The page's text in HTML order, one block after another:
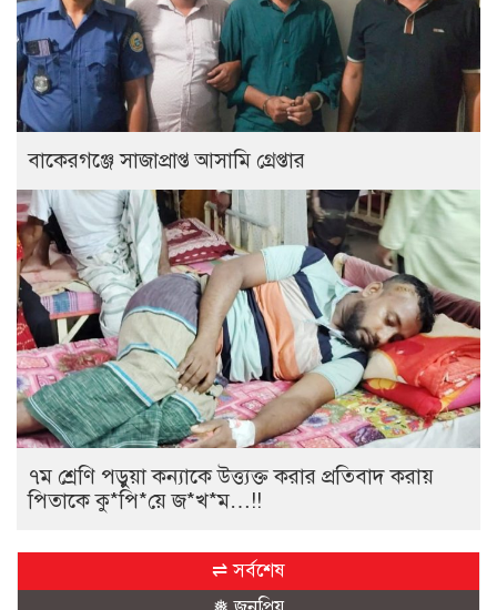
বাকেরগঞ্জে সাজাপ্রাপ্ত আসামি গ্রেপ্তার
৭ম শ্রেণি পড়ুয়া কন্যাকে উত্ত্যক্ত করার প্রতিবাদ করায়
পিতাকে কু*পি*য়ে জ*খ*ম…!!
⇌ সর্বশেষ